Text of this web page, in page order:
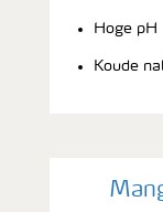
Hoge pH
Koude